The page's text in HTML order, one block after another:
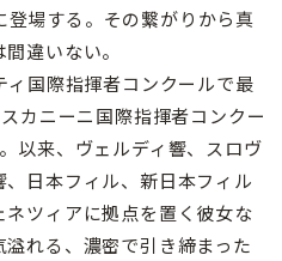
場する。その繋がりから真
違いない。
国際指揮者コンクールで最
カニーニ国際指揮者コンクー
以来、ヴェルディ響、スロヴ
日本フィル、新日本フィル
ツィアに拠点を置く彼女な
れる、濃密で引き締まった